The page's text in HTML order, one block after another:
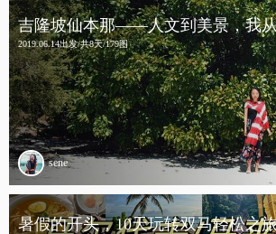
吉隆坡仙本那——人文到美景，我
2019.06.14出发/共8天/179图
sene
暑假的开头，10天玩转双马轻松之